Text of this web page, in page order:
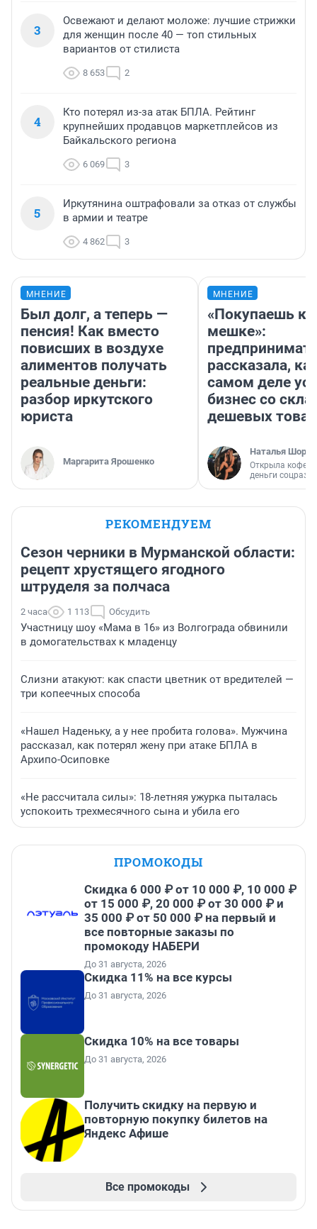
3
Освежают и делают моложе: лучшие стрижки
для женщин после 40 — топ стильных
вариантов от стилиста
8 653 2
4
Кто потерял из-за атак БПЛА. Рейтинг
крупнейших продавцов маркетплейсов из
Байкальского региона
6 069 3
5
Иркутянина оштрафовали за отказ от службы
в армии и театре
4 862 3
МНЕНИЕ
Был долг, а теперь —
пенсия! Как вместо
повисших в воздухе
алиментов получать
реальные деньги:
разбор иркутского
юриста
Маргарита Ярошенко
МНЕНИЕ
«Покупаешь
мешке»:
рассказала,
самом деле
бизнес со
дешевых
Наталья
Открыла
деньги
РЕКОМЕНДУЕМ
Сезон черники в Мурманской области:
рецепт хрустящего ягодного
штруделя за полчаса
2 часа 1 113 Обсудить
Участницу шоу «Мама в 16» из Волгограда обвинили
в домогательствах к младенцу
Слизни атакуют: как спасти цветник от вредителей —
три копеечных способа
«Нашел Наденьку, а у нее пробита голова». Мужчина
рассказал, как потерял жену при атаке БПЛА в
Архипо-Осиповке
«Не рассчитала силы»: 18-летняя ужурка пыталась
успокоить трехмесячного сына и убила его
ПРОМОКОДЫ
Скидка 6 000 ₽ от 10 000 ₽, 10 000 ₽
от 15 000 ₽, 20 000 ₽ от 30 000 ₽ и
35 000 ₽ от 50 000 ₽ на первый и
все повторные заказы по
промокоду НАБЕРИ
До 31 августа, 2026
Скидка 11% на все курсы
До 31 августа, 2026
Скидка 10% на все товары
До 31 августа, 2026
Получить скидку на первую и
повторную покупку билетов на
Яндекс Афише
Все промокоды